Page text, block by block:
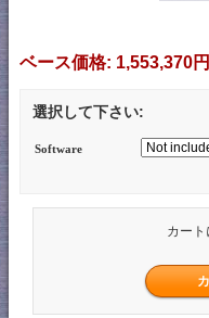
ベース価格: 1,553,370円
選択して下さい:
Software
カー